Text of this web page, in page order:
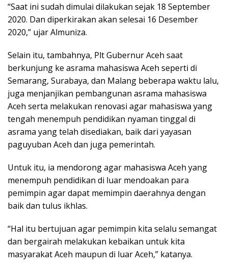
“Saat ini sudah dimulai dilakukan sejak 18 September
2020. Dan diperkirakan akan selesai 16 Desember
2020,” ujar Almuniza.
Selain itu, tambahnya, Plt Gubernur Aceh saat
berkunjung ke asrama mahasiswa Aceh seperti di
Semarang, Surabaya, dan Malang beberapa waktu lalu,
juga menjanjikan pembangunan asrama mahasiswa
Aceh serta melakukan renovasi agar mahasiswa yang
tengah menempuh pendidikan nyaman tinggal di
asrama yang telah disediakan, baik dari yayasan
paguyuban Aceh dan juga pemerintah.
Untuk itu, ia mendorong agar mahasiswa Aceh yang
menempuh pendidikan di luar mendoakan para
pemimpin agar dapat memimpin daerahnya dengan
baik dan tulus ikhlas.
“Hal itu bertujuan agar pemimpin kita selalu semangat
dan bergairah melakukan kebaikan untuk kita
masyarakat Aceh maupun di luar Aceh,” katanya.